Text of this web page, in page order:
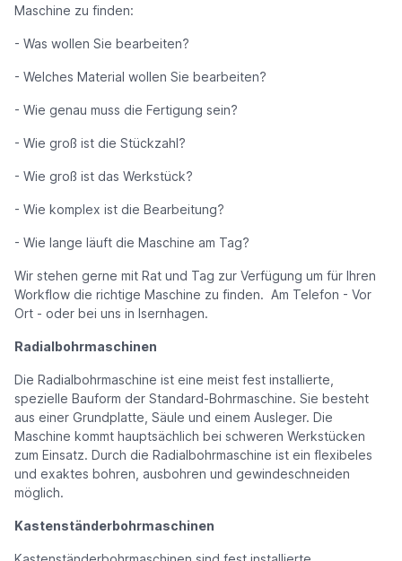
Maschine zu finden:
- Was wollen Sie bearbeiten?
- Welches Material wollen Sie bearbeiten?
- Wie genau muss die Fertigung sein?
- Wie groß ist die Stückzahl?
- Wie groß ist das Werkstück?
- Wie komplex ist die Bearbeitung?
- Wie lange läuft die Maschine am Tag?
Wir stehen gerne mit Rat und Tag zur Verfügung um für Ihren
Workflow die richtige Maschine zu finden. Am Telefon - Vor
Ort - oder bei uns in Isernhagen.
Radialbohrmaschinen
Die Radialbohrmaschine ist eine meist fest installierte,
spezielle Bauform der Standard-Bohrmaschine. Sie besteht
aus einer Grundplatte, Säule und einem Ausleger. Die
Maschine kommt hauptsächlich bei schweren Werkstücken
zum Einsatz. Durch die Radialbohrmaschine ist ein flexibeles
und exaktes bohren, ausbohren und gewindeschneiden
möglich.
Kastenständerbohrmaschinen